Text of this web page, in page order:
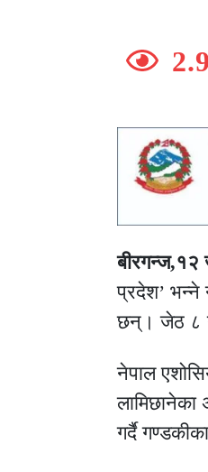
प्रदेश’ भन्ने
छन्। जेठ ८
नेपाल
गर्दै